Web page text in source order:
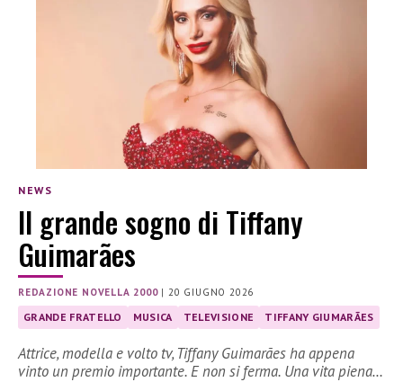
NEWS
Il grande sogno di Tiffany
Guimarães
REDAZIONE NOVELLA 2000|20 GIUGNO 2026
GRANDE FRATELLO MUSICA TELEVISIONE TIFFANY GIUMARÃES
Attrice, modella e volto tv, Tiffany Guimarães ha appena
vinto un premio importante. E non si ferma. Una vita piena…